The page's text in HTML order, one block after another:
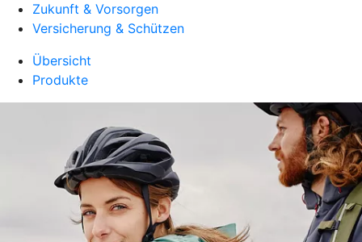
Zukunft & Vorsorgen
Versicherung & Schützen
Übersicht
Produkte